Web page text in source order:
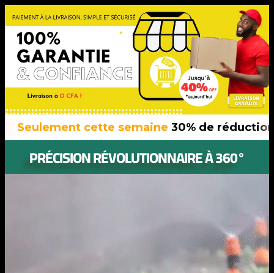
cette semaine30% de réductionsur
PRÉCISION RÉVOLUTIONNAIRE À 360°